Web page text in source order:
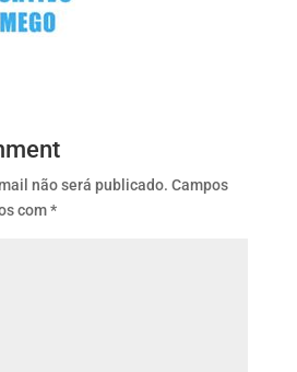
não será publicado. Campos
com*